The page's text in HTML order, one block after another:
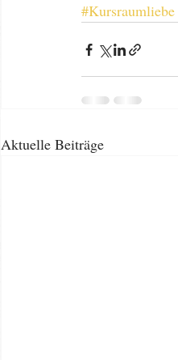
#Kursraumliebe
Aktuelle Beiträge